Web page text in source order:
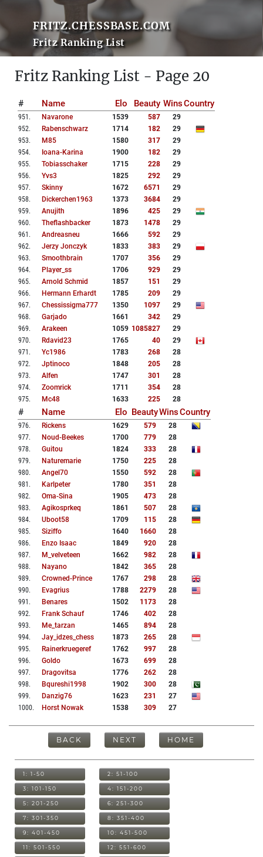
FRITZ.CHESSBASE.COM
Fritz Ranking List
Fritz Ranking List - Page 20
# Name Elo Beauty WinsCountry
951 . Navarone 1539 587
29
952. Rabenschwarz 1714 182
29
953. M85 1580 317
29
954. Ioana-Karina 1900 182
29
955. Tobiasschaker 1715 228
29
956. Yvs3 1825 292
29
957. Skinny 1672 6571
29
958. Dickerchen1963 1373 3684
29
959. Anujith 1896 425
29
960. Theflashbacker 1873 1478
29
961 . Andreasneu 1666 592
29
962. Jerzy Jonczyk 1833 383
29
963. Smoothbrain 1707 356
29
964. Player_ss 1706 929
29
965. Arnold Schmid 1857 151
29
966. Hermann Erhardt 1785 209
29
967. Chessissigma777 1350 1097
29
968. Garjado 1661 342
29
969. Arakeen 1059 1085827
29
970. Rdavid23 1765 40
29
971 . Yc1986 1783 268
28
972. Jptinoco 1848 205
28
973. Alfen 1747 301
28
974. Zoomrick 1711 354
28
975. Mc48 1633 225 28
# Name Elo BeautyWinsCountry
976. Rickens 1629 579
28
977. Noud-Beekes 1700 779
28
978. Guitou 1824 333
28
979. Naturemarie 1750 225
28
980. Angel70 1550 592
28
981 . Karlpeter 1780 351
28
982. Oma-Sina 1905 473
28
983. Agikosprkeq 1861 507
28
984. Uboot58 1709 115
28
985. Siziffo 1640 1660
28
986. Enzo Isaac 1849 920
28
987. M_velveteen 1662 982
28
988. Nayano 1842 365
28
989. Crowned-Prince 1767 298
28
990. Evagrius 1788 2279
28
991 . Benares 1502 1173
28
992. Frank Schauf 1746 402
28
993. Me_tarzan 1465 894
28
994. Jay_idzes_chess 1873 265
28
995. Rainerkruegeref 1762 997
28
996. Goldo 1673 699
28
997. Dragovitsa 1776 262
28
998. Bqureshi1998 1902 300
28
999. Danzig76 1623 231
27
1000. Horst Nowak 1538 309 27
BACK NEXT HOME
1: 1-50 2: 51-100
3: 101-150 4: 151-200
5: 201-250 6: 251-300
7: 301-350 8: 351-400
9: 401-450 10: 451-500
11: 501-550 12: 551-600